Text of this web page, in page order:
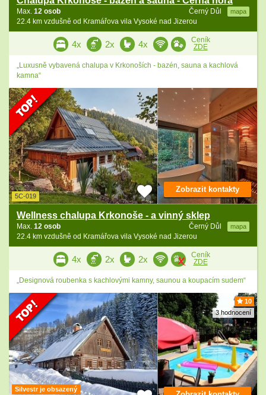
Černý Důl mapa
Max. 12 osob
22.4 km vzdušně od Kramářova vila Vysoké nad Jizerou
4x 2x 4x
Ceník
ZDE
„Luxusně vybavená chalupa v Krkonoších - bazén, sauna a kachlová
kamna“
5C-019
Wellness chalupa Krkonoše - a vinný sklep
Černý Důl mapa
Max. 12 osob
22.4 km vzdušně od Kramářova vila Vysoké nad Jizerou
Zobrazit kontakty
4x 2x 2x
Ceník
ZDE
„Designová roubenka s kachlovými kamny, saunou a koupacím sudem“
10
3 hodnocení
Silvestr je obsazený